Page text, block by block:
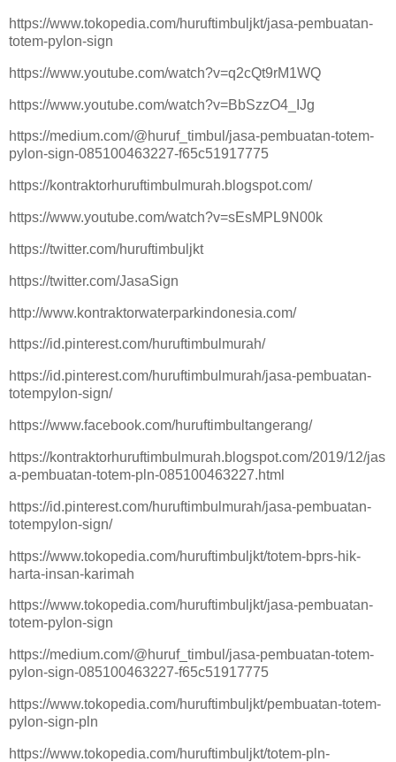
https://www.tokopedia.com/huruftimbuljkt/jasa-pembuatan-
totem-pylon-sign
https://www.youtube.com/watch?v=q2cQt9rM1WQ
https://www.youtube.com/watch?v=BbSzzO4_IJg
https://medium.com/@huruf_timbul/jasa-pembuatan-totem-
pylon-sign-085100463227-f65c51917775
https://kontraktorhuruftimbulmurah.blogspot.com/
https://www.youtube.com/watch?v=sEsMPL9N00k
https://twitter.com/huruftimbuljkt
https://twitter.com/JasaSign
http://www.kontraktorwaterparkindonesia.com/
https://id.pinterest.com/huruftimbulmurah/
https://id.pinterest.com/huruftimbulmurah/jasa-pembuatan-
totempylon-sign/
https://www.facebook.com/huruftimbultangerang/
https://kontraktorhuruftimbulmurah.blogspot.com/2019/12/jas
a-pembuatan-totem-pln-085100463227.html
https://id.pinterest.com/huruftimbulmurah/jasa-pembuatan-
totempylon-sign/
https://www.tokopedia.com/huruftimbuljkt/totem-bprs-hik-
harta-insan-karimah
https://www.tokopedia.com/huruftimbuljkt/jasa-pembuatan-
totem-pylon-sign
https://medium.com/@huruf_timbul/jasa-pembuatan-totem-
pylon-sign-085100463227-f65c51917775
https://www.tokopedia.com/huruftimbuljkt/pembuatan-totem-
pylon-sign-pln
https://www.tokopedia.com/huruftimbuljkt/totem-pln-